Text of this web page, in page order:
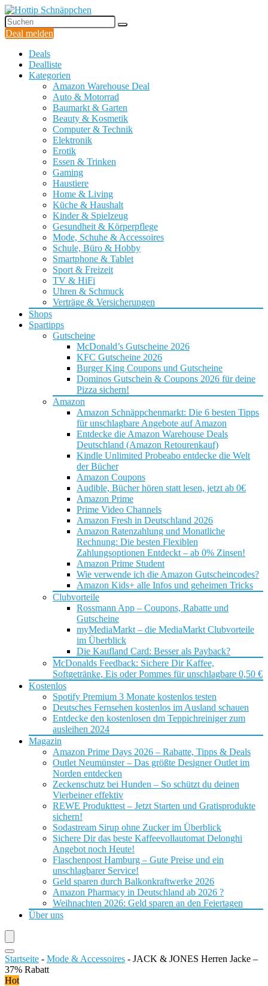
Deal melden
Deals
Dealliste
Kategorien
Amazon Warehouse Deal
Auto & Motorrad
Baumarkt & Garten
Beauty & Kosmetik
Computer & Technik
Elektronik
Erotik
Essen & Trinken
Gaming
Haustiere
Home & Living
Küche & Haushalt
Kinder & Spielzeug
Gesundheit & Körperpflege
Mode, Schuhe & Accessoires
Schule, Büro & Hobby
Smartphone & Tablet
Sport & Freizeit
TV & HiFi
Uhren & Schmuck
Verträge & Versicherungen
Shops
Spartipps
Gutscheine
McDonald’s Gutscheine 2026
KFC Gutscheine 2026
Burger King Coupons und Gutscheine
Dominos Gutschein & Coupons 2026 für deine
Pizza sichern!
Amazon
Amazon Schnäppchenmarkt: Die 6 besten Tipps
für unschlagbare Angebote auf Amazon
Entdecke die Amazon Warehouse Deals
Deutschland (Amazon Retourenkauf)
Kindle Unlimited Probeabo entdecke die Welt
der Bücher
Amazon Coupons
Audible, Bücher hören statt lesen, jetzt ab 0€
Amazon Prime
Prime Video Channels
Amazon Fresh in Deutschland 2026
Amazon Ratenzahlung und Monatliche
Rechnung: Die besten Flexiblen
Zahlungsoptionen Entdeckt – ab 0% Zinsen!
Amazon Prime Student
Wie verwende ich die Amazon Gutscheincodes?
Amazon Kids+ alle Infos und geheimen Tricks
Clubvorteile
Rossmann App – Coupons, Rabatte und
Gutscheine
myMediaMarkt – die MediaMarkt Clubvorteile
im Überblick
Die Kaufland Card: Besser als Payback?
McDonalds Feedback: Sichere Dir Kaffee,
Softgetränke, Eis oder Pommes für unschlagbare 0,50 €
Kostenlos
Spotify Premium 3 Monate kostenlos testen
Deutsches Fernsehen kostenlos im Ausland schauen
Entdecke den kostenlosen dm Teppichreiniger zum
ausleihen 2024
Magazin
Amazon Prime Days 2026 – Rabatte, Tipps & Deals
Outlet Neumünster – Das größte Designer Outlet im
Norden entdecken
Zeckenschutz bei Hunden – So schützt du deinen
Vierbeiner effektiv
REWE Produkttest – Jetzt Starten und Gratisprodukte
sichern!
Sodastream Sirup ohne Zucker im Überblick
Sichere Dir das beste Kaffeevollautomat Delonghi
Angebot noch Heute!
Flaschenpost Hamburg – Gute Preise und ein
unschlagbarer Service!
Geld sparen durch Balkonkraftwerke 2026
Amazon Pharmacy in Deutschland ab 2026 ?
Weihnachten 2026: Geld sparen an den Feiertagen
Über uns
Startseite - Mode & Accessoires - JACK & JONES Herren Jacke –
37% Rabatt
Hot